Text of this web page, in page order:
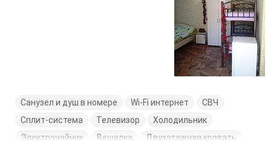
Санузел и душ в номере Wi-Fi интернет
СВЧ
Сплит-система
Телевизор
Холодильник
Электрочайник
Вешалка
Двухэтажная кровать